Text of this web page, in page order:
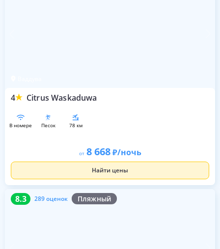
4 Citrus Waskaduwa
в номере песок 78 км
от 8 668 /ночь
Найти цены
8.3 289 оценок Пляжный
8.3 289 оценок